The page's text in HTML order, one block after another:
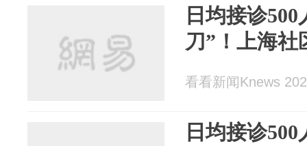
日均接诊
刀”！上海
看看新闻Knews
日均接诊